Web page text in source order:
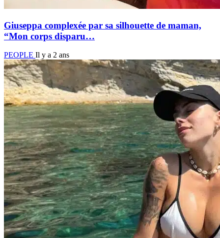
Giuseppa complexée par sa silhouette de maman,
“Mon corps disparu…
PEOPLE Il y a 2 ans